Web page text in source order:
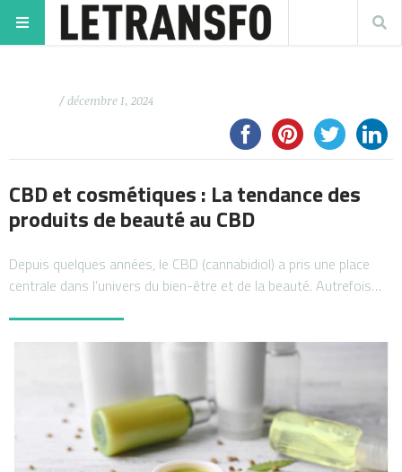
/ décembre 1, 2024
CBD et cosmétiques : La tendance des
produits de beauté au CBD
Depuis quelques années, le CBD (cannabidiol) a pris une place
centrale dans l’univers du bien-être et de la beauté. Autrefois…